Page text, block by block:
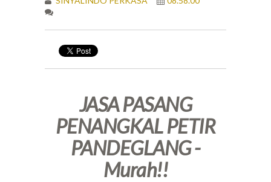
JASA PASANG
PENANGKAL PETIR
PANDEGLANG -
Murah!!